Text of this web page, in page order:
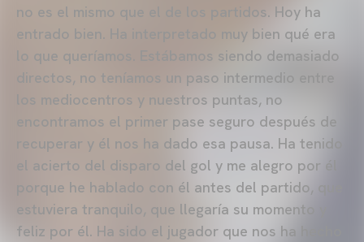
no es el mismo que el de los partidos. Hoy ha
entrado bien. Ha interpretado muy bien qué era
lo que queríamos. Estábamos siendo demasiado
directos, no teníamos un paso intermedio entre
los mediocentros y nuestros puntas, no
encontramos el primer pase seguro después de
recuperar y él nos ha dado esa pausa. Ha tenido
el acierto del disparo del gol y me alegro por él
porque he hablado con él antes del partido, que
estuviera tranquilo, que llegaría su momento y
feliz por él. Ha sido el jugador que nos ha hecho